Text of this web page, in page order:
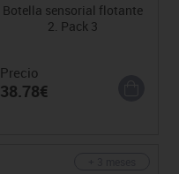
Botella sensorial flotante
2. Pack 3
Precio
38.78€